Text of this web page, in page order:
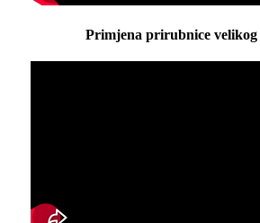
Primjena prirubnice